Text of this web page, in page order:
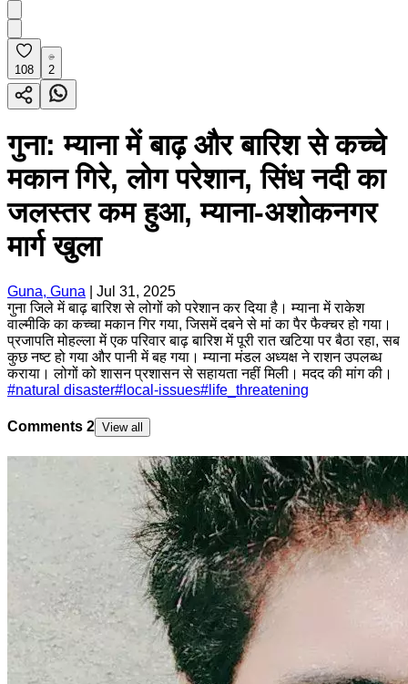
108 2
गुना: म्याना में बाढ़ और बारिश से कच्चे
मकान गिरे, लोग परेशान, सिंध नदी का
जलस्तर कम हुआ, म्याना-अशोकनगर
मार्ग खुला
Guna, Guna
Jul 31, 2025
गुना जिले में बाढ़ बारिश से लोगों को परेशान कर दिया है। म्याना में राकेश
वाल्मीकि का कच्चा मकान गिर गया, जिसमें दबने से मां का पैर फैक्चर हो गया।
प्रजापति मोहल्ला में एक परिवार बाढ़ बारिश में पूरी रात खटिया पर बैठा रहा, सब
कुछ नष्ट हो गया और पानी में बह गया। म्याना मंडल अध्यक्ष ने राशन उपलब्ध
कराया। लोगों को शासन प्रशासन से सहायता नहीं मिली। मदद की मांग की।
#natural disaster# local-issues# life_threatening
Comments 2 View all